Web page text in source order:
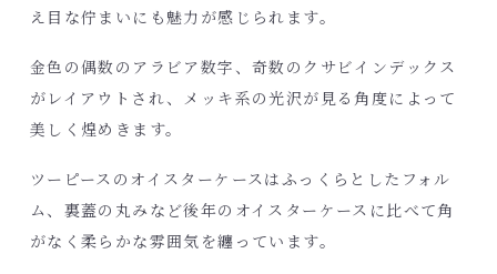
え目な佇まいにも魅力が感じられます。
金色の偶数のアラビア数字、奇数のクサビインデックス
がレイアウトされ、メッキ系の光沢が見る角度によって
美しく煌めきます。
ツーピースのオイスターケースはふっくらとしたフォル
ム、裏蓋の丸みなど後年のオイスターケースに比べて角
がなく柔らかな雰囲気を纏っています。